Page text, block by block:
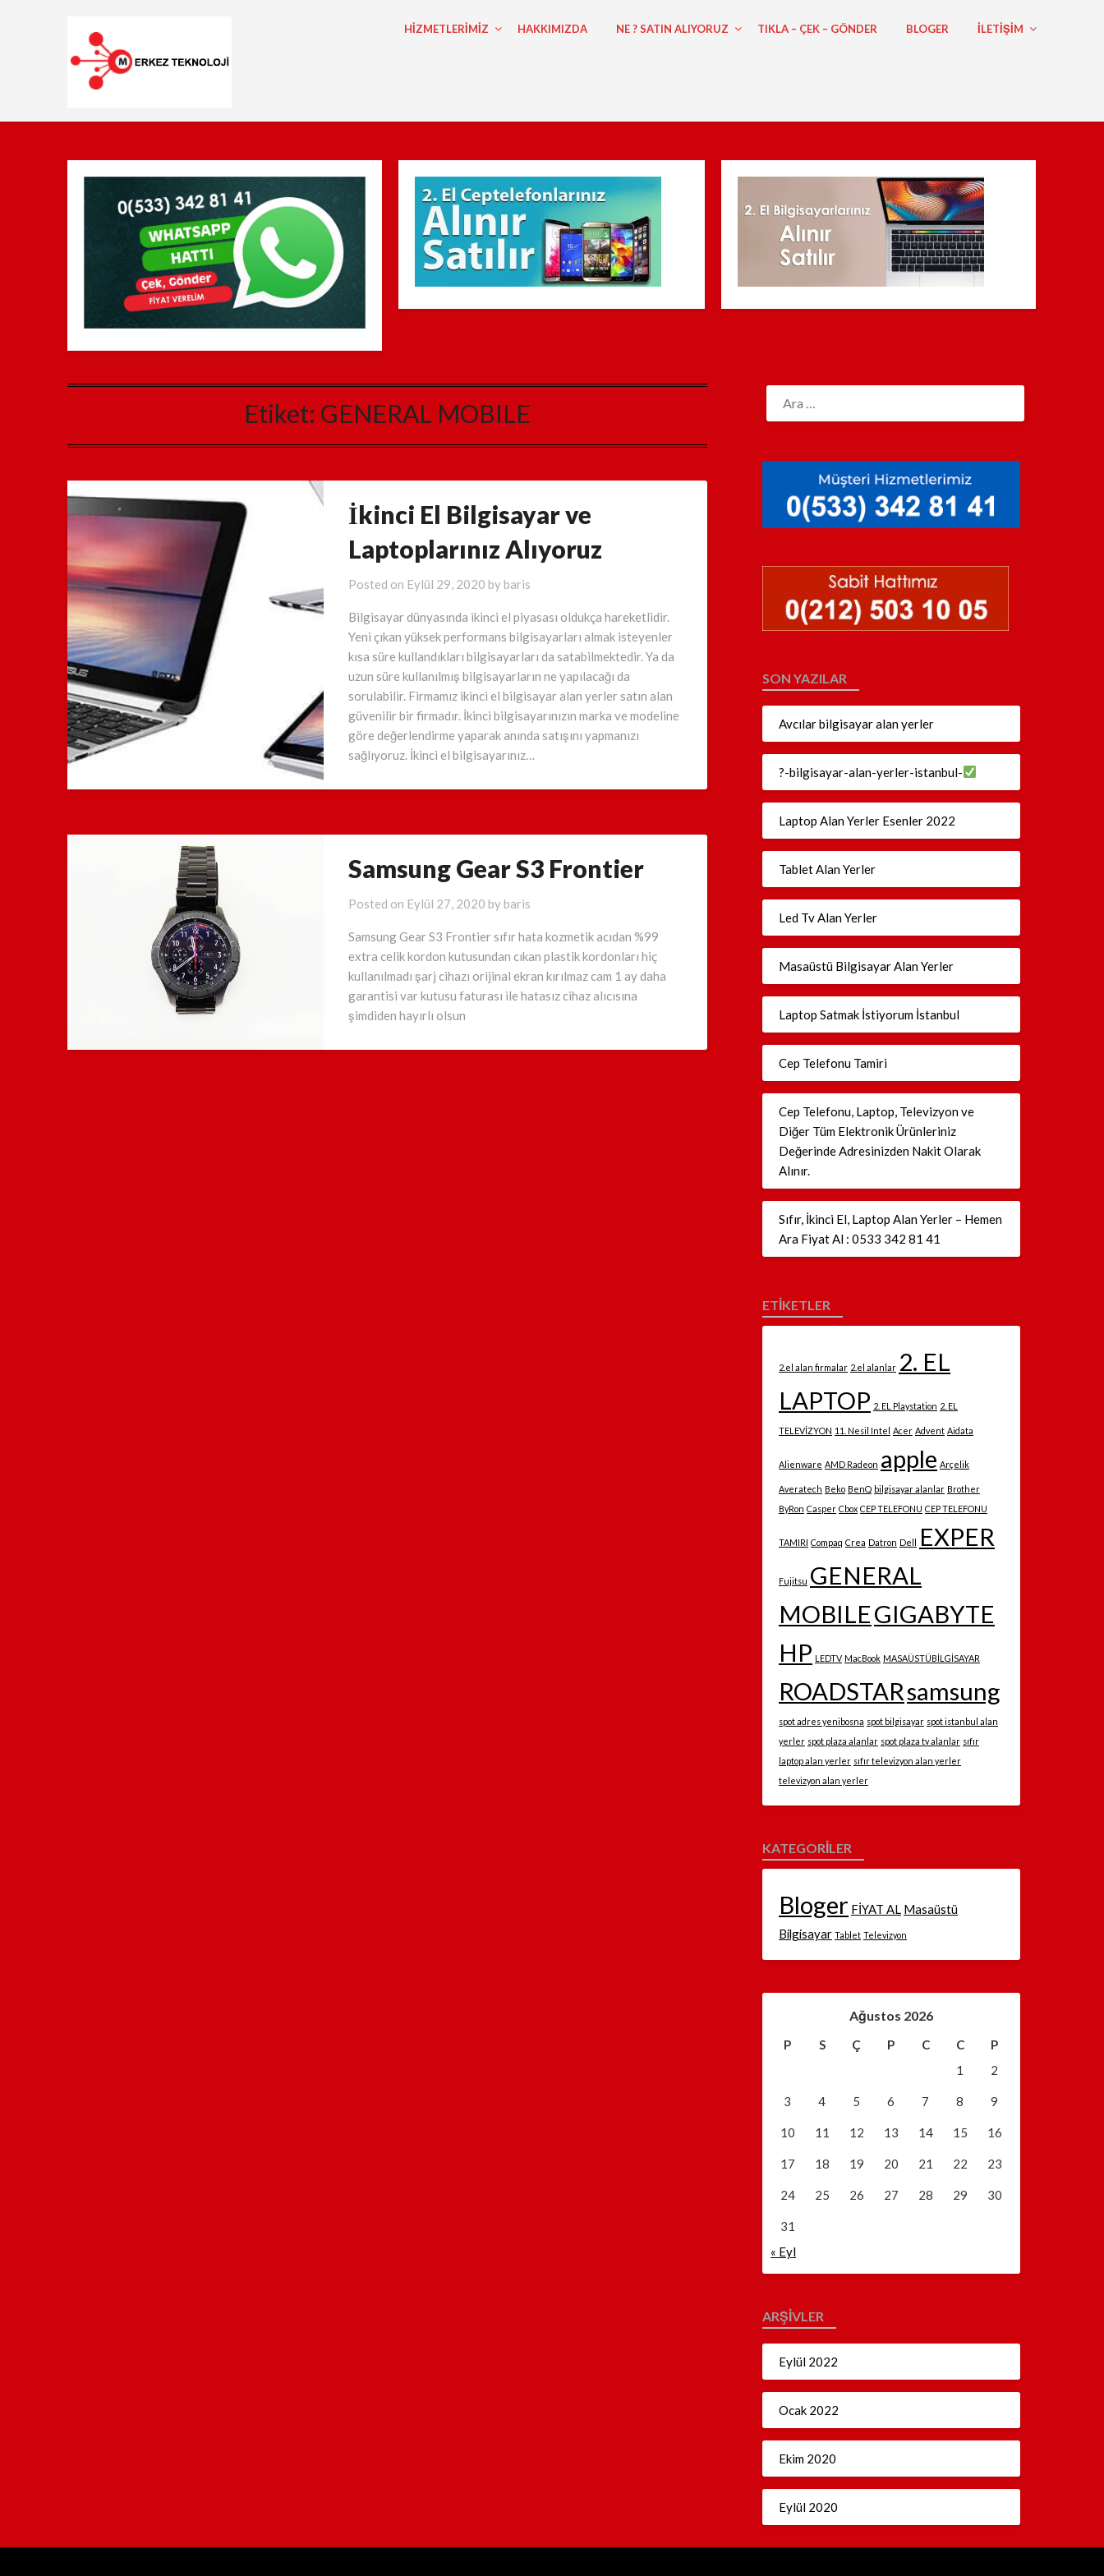
HİZMETLERİMİZ HAKKIMIZDA NE ? SATIN ALIYORUZ TIKLA – ÇEK – GÖNDER BLOGER ILETIŞIM
Etiket: GENERAL MOBILE
İkinci El Bilgisayar ve
Laptoplarınız Alıyoruz
Posted on Eylül 29, 2020 by baris
Bilgisayar dünyasında ikinci el piyasası oldukça hareketlidir.
Yeni çıkan yüksek performans bilgisayarları almak isteyenler
kısa süre kullandıkları bilgisayarları da satabilmektedir. Ya da
uzun süre kullanılmış bilgisayarların ne yapılacağı da
sorulabilir. Firmamız ikinci el bilgisayar alan yerler satın alan
güvenilir bir firmadır. İkinci bilgisayarınızın marka ve modeline
göre değerlendirme yaparak anında satışını yapmanızı
sağlıyoruz. İkinci el bilgisayarınız…
Samsung Gear S3 Frontier
Posted on Eylül 27, 2020 by baris
Samsung Gear S3 Frontier sıfır hata kozmetik acıdan %99
extra celik kordon kutusundan cıkan plastik kordonları hiç
kullanılmadı şarj cihazı orijinal ekran kırılmaz cam 1 ay daha
garantisi var kutusu faturası ile hatasız cihaz alıcısına
şimdiden hayırlı olsun
SON YAZILAR
Avcılar bilgisayar alan yerler
?-bilgisayar-alan-yerler-istanbul-
Laptop Alan Yerler Esenler 2022
Tablet Alan Yerler
Led Tv Alan Yerler
Masaüstü Bilgisayar Alan Yerler
Laptop Satmak İstiyorum İstanbul
Cep Telefonu Tamiri
Cep Telefonu, Laptop, Televizyon ve
Diğer Tüm Elektronik Ürünleriniz
Değerinde Adresinizden Nakit Olarak
Alınır.
Sıfır, İkinci El, Laptop Alan Yerler – Hemen
Ara Fiyat Al : 0533 342 81 41
ETİKETLER
2.el alan firmalar 2.el alanlar 2. EL
LAPTOP 2. EL Playstation 2. EL
TELEVİZYON 11. Nesil Intel Acer Advent Aidata
Alienware AMD Radeon apple Arçelik
Averatech Beko BenQ bilgisayar alanlar Brother
ByRon Casper Cbox CEP TELEFONU CEP TELEFONU
TAMIRI Compaq Crea Datron Dell EXPER
Fujitsu GENERAL
MOBILEGIGABYTE
HP LEDTV MacBook MASAÜSTÜBİLGİSAYAR
ROADSTARsamsung
spot adres yenibosna spot bilgisayar spot istanbul alan
yerler spot plaza alanlar spot plaza tv alanlar sıfır
laptop alan yerler sıfır televizyon alan yerler
televizyon alan yerler
KATEGORILER
Bloger FİYAT AL Masaüstü
Bilgisayar Tablet Televizyon
Ağustos 2026
P S Ç P C C
P
1
2
3 4 5 6 7 8 9
10 11 12 13 14 15 16
17 18 19 20 21 22 23
24 25 26 27 28 29 30
31
« Eyl
ARŞIVLER
Eylül 2022
Ocak 2022
Ekim 2020
Eylül 2020